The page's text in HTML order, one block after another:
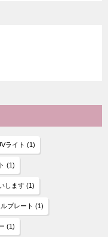
ライト (1)
(1)
します (1)
プレート (1)
(1)